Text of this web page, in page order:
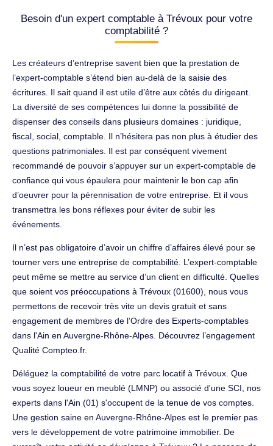
Besoin d'un expert comptable à Trévoux pour votre
comptabilité ?
Les créateurs d’entreprise savent bien que la prestation de
l’expert-comptable s’étend bien au-delà de la saisie des
écritures. Il sait quand il est utile d’être aux côtés du dirigeant.
La diversité de ses compétences lui donne la possibilité de
dispenser des conseils dans plusieurs domaines : juridique,
fiscal, social, comptable. Il n’hésitera pas non plus à étudier des
questions patrimoniales. Il est par conséquent vivement
recommandé de pouvoir s’appuyer sur un expert-comptable de
confiance qui vous épaulera pour maintenir le bon cap afin
d’oeuvrer pour la pérennisation de votre entreprise. Et il vous
transmettra les bons réflexes pour éviter de subir les
événements.
Il n’est pas obligatoire d’avoir un chiffre d’affaires élevé pour se
tourner vers une entreprise de comptabilité. L’expert-comptable
peut même se mettre au service d’un client en difficulté. Quelles
que soient vos préoccupations à Trévoux (01600), nous vous
permettons de recevoir très vite un devis gratuit et sans
engagement de membres de l’Ordre des Experts-comptables
dans l'Ain en Auvergne-Rhône-Alpes. Découvrez l’engagement
Qualité Compteo.fr.
Déléguez la comptabilité de votre parc locatif à Trévoux. Que
vous soyez loueur en meublé (LMNP) ou associé d'une SCI, nos
experts dans l'Ain (01) s'occupent de la tenue de vos comptes.
Une gestion saine en Auvergne-Rhône-Alpes est le premier pas
vers le développement de votre patrimoine immobilier. De